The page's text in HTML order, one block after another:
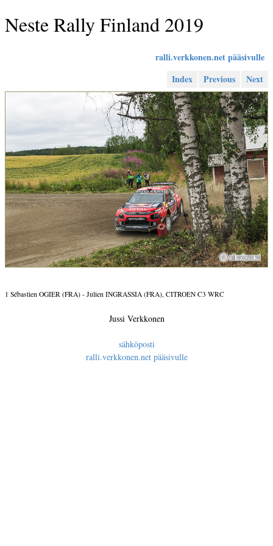
Neste Rally Finland 2019
ralli.verkkonen.net pääsivulle
Index
Previous Next
1 Sébastien OGIER (FRA) - Julien INGRASSIA (FRA), CITROEN C3 WRC
Jussi Verkkonen
sähköposti
ralli.verkkonen.net pääsivulle